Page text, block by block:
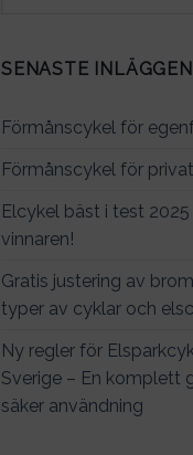
SENASTE INLÄGGEN
Förmånscykel för
Förmånscykel för
Elcykel bäst i test 2025
vinnaren!
Gratis justering av
typer av cyklar och
Ny regler för
Sverige – En komplett
säker användning